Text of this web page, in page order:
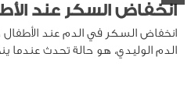
انخفاض السكر عند
انخفاض السكر في الدم عند
الدم الوليدي، هو حالة تحدث